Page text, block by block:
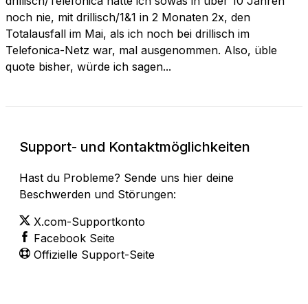
noch nie, mit drillisch/1&1 in 2 Monaten 2x, den
Totalausfall im Mai, als ich noch bei drillisch im
Telefonica-Netz war, mal ausgenommen. Also, üble
quote bisher, würde ich sagen...
Support- und Kontaktmöglichkeiten
Hast du Probleme? Sende uns hier deine
Beschwerden und Störungen:
X.com-Supportkonto
Facebook Seite
Offizielle Support-Seite